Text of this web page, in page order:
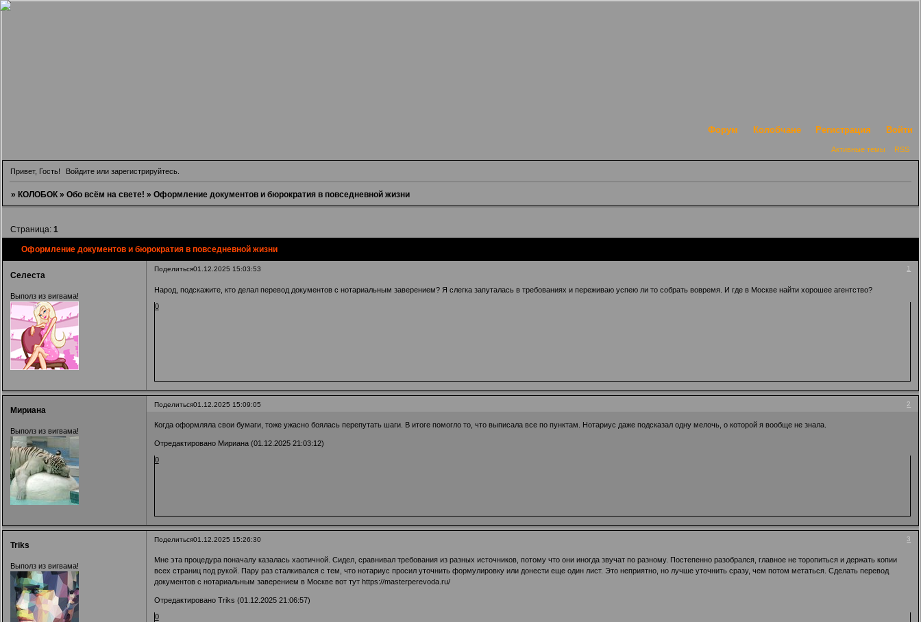
Форум Колобчане Регистрация Войти
Активные темы RSS
Привет, Гость! Войдите илизарегистрируйтесь
» КОЛОБОК » Обо всём на свете! » Оформление документов и бюрократия в повседневной жизни
Оформление документов и бюрократия в повседневной жизни
Страница: 1
Поделиться 1
01.12.2025 15:03:53
Селеста
Выполз из вигвама!
Народ, подскажите, кто делал перевод документов с нотариальным заверением? Я слегка запуталась в требованиях и переживаю успею ли то собрать вовремя. И где в Москве найти хорошее агентство?
0
Поделиться 2
01.12.2025 15:09:05
Мириана
Выполз из вигвама!
Когда оформляла свои бумаги, тоже ужасно боялась перепутать шаги. В итоге помогло то, что выписала все по пунктам. Нотариус даже подсказал одну мелочь, о которой я вообще не знала.
Отредактировано Мириана (01.12.2025 21:03:12)
0
Поделиться 3
01.12.2025 15:26:30
Triks
Выполз из вигвама!
Мне эта процедура поначалу казалась хаотичной. Сидел, сравнивал требования из разных источников, потому что они иногда звучат по разному. Постепенно разобрался, главное не торопиться и держать копии
всех страниц под рукой. Пару раз сталкивался с тем, что нотариус просил уточнить формулировку или донести еще один лист. Это неприятно, но лучше уточнить сразу, чем потом метаться. Сделать перевод
документов с нотариальным заверением в Москве вот тут https://masterperevoda.ru/
Отредактировано Triks (01.12.2025 21:06:57)
0